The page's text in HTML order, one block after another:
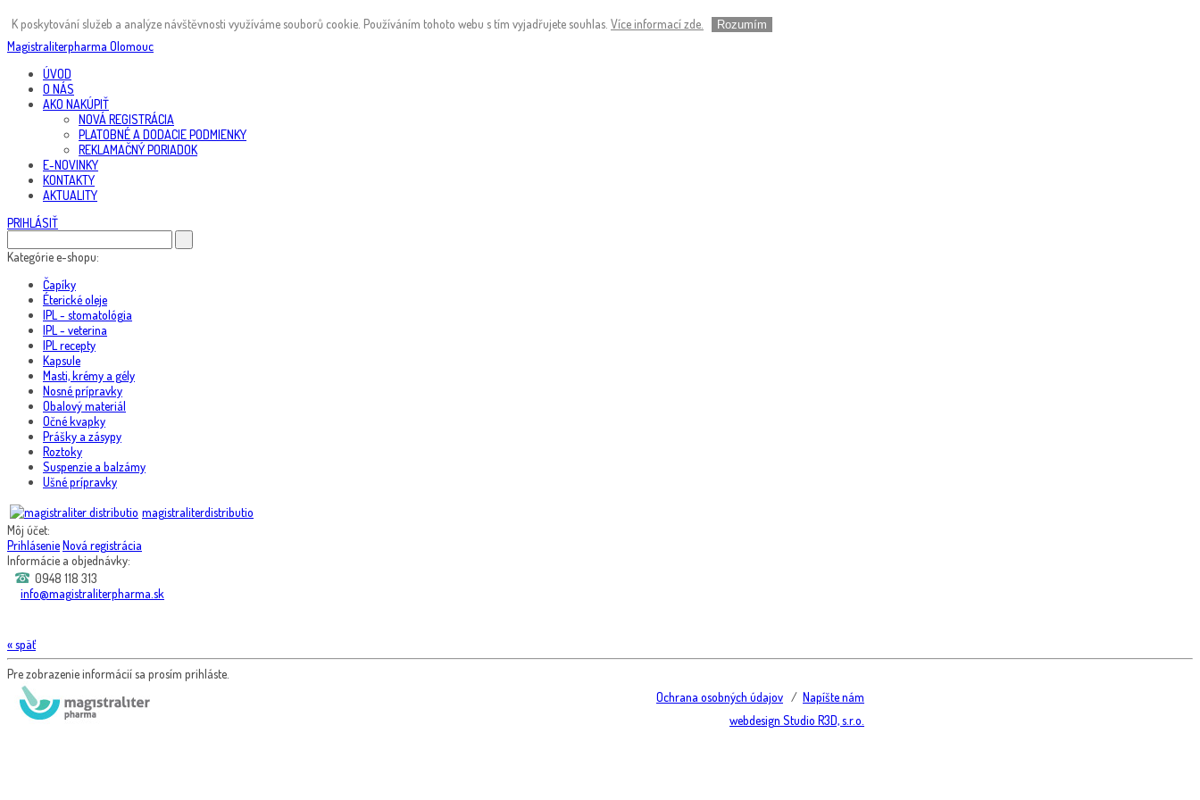
K poskytování služeb a analýze návštěvnosti využíváme souborů cookie. Používáním tohoto webu s tím vyjadřujete souhlas. Více informací zde. Rozumím
Magistraliterpharma Olomouc
ÚVOD
O NÁS
AKO NAKÚPIŤ
NOVÁ REGISTRÁCIA
PLATOBNÉ A DODACIE PODMIENKY
REKLAMAČNÝ PORIADOK
E-NOVINKY
KONTAKTY
AKTUALITY
PRIHLÁSIŤ
Kategórie e-shopu:
Čapíky
Éterické oleje
IPL - stomatológia
IPL - veterina
IPL recepty
Kapsule
Masti, krémy a gély
Nosné prípravky
Obalový materiál
Očné kvapky
Prášky a zásypy
Roztoky
Suspenzie a balzámy
Ušné prípravky
magistraliterdistributio
Môj účet:
PrihlásenieNová registrácia
Informácie a objednávky:
0948 118 313
info@magistraliterpharma.sk
« späť
Pre zobrazenie informácií sa prosím prihláste.
Ochrana osobných údajov / Napíšte nám
webdesign Studio R3D, s.r.o.